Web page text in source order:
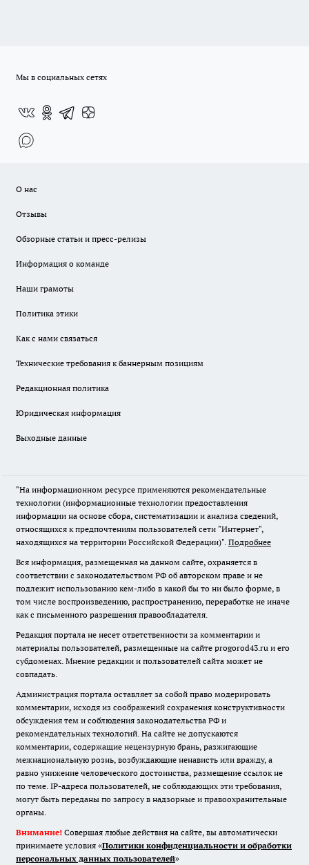
Мы в социальных сетях
О нас
Отзывы
Обзорные статьи и пресс-релизы
Информация о команде
Наши грамоты
Политика этики
Как с нами связаться
Технические требования к баннерным позициям
Редакционная политика
Юридическая информация
Выходные данные
"На информационном ресурсе применяются рекомендательные
технологии (информационные технологии предоставления
информации на основе сбора, систематизации и анализа сведений,
относящихся к предпочтениям пользователей сети "Интернет",
находящихся на территории Российской Федерации)". Подробнее
Вся информация, размещенная на данном сайте, охраняется в
соответствии с законодательством РФ об авторском праве и не
подлежит использованию кем-либо в какой бы то ни было форме, в
том числе воспроизведению, распространению, переработке не иначе
как с письменного разрешения правообладателя.
Редакция портала не несет ответственности за комментарии и
материалы пользователей, размещенные на сайте progorod43.ru и его
субдоменах. Мнение редакции и пользователей сайта может не
совпадать.
Администрация портала оставляет за собой право модерировать
комментарии, исходя из соображений сохранения конструктивности
обсуждения тем и соблюдения законодательства РФ и
рекомендательных технологий. На сайте не допускаются
комментарии, содержащие нецензурную брань, разжигающие
межнациональную рознь, возбуждающие ненависть или вражду, а
равно унижение человеческого достоинства, размещение ссылок не
по теме. IP-адреса пользователей, не соблюдающих эти требования,
могут быть переданы по запросу в надзорные и правоохранительные
органы.
Внимание! Совершая любые действия на сайте, вы автоматически
принимаете условия «Политики конфиденциальности и обработки
персональных данных пользователей»